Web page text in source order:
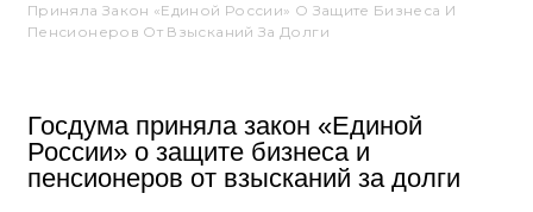
Приняла Закон «Единой России» О Защите Бизнеса И
Пенсионеров От Взысканий За Долги
Госдума приняла закон «Единой
России» о защите бизнеса и
пенсионеров от взысканий за долги